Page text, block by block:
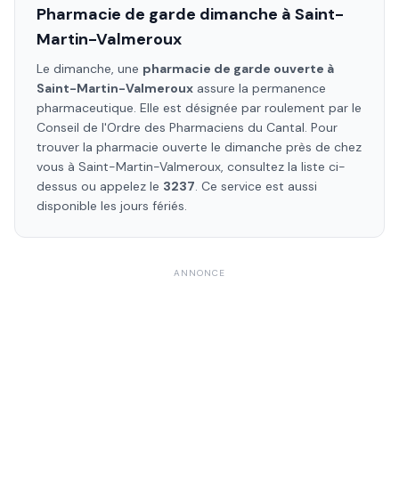
Pharmacie de garde dimanche à Saint-
Martin-Valmeroux
Le dimanche, une pharmacie de garde ouverte à
Saint-Martin-Valmeroux assure la permanence
pharmaceutique. Elle est désignée par roulement par le
Conseil de l'Ordre des Pharmaciens du Cantal. Pour
trouver la pharmacie ouverte le dimanche près de chez
vous à Saint-Martin-Valmeroux, consultez la liste ci-
dessus ou appelez le 3237. Ce service est aussi
disponible les jours fériés.
ANNONCE